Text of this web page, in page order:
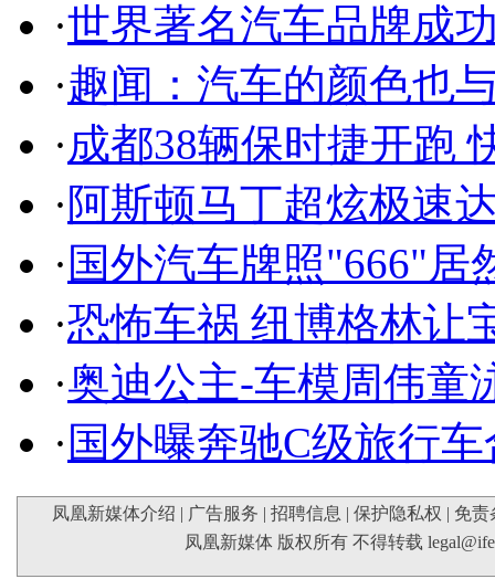
·世界著名汽车品牌成
·趣闻：汽车的颜色也
·成都38辆保时捷开跑
·阿斯顿马丁超炫极速
· 国外汽车牌照"666"居
·恐怖车祸 纽博格林让
·奥迪公主-车模周伟童
· 国外曝奔驰C级旅行
凤凰新媒体介绍 | 广告服务 | 招聘信息 | 保护隐私权 | 免责
凤凰新媒体 版权所有 不得转载